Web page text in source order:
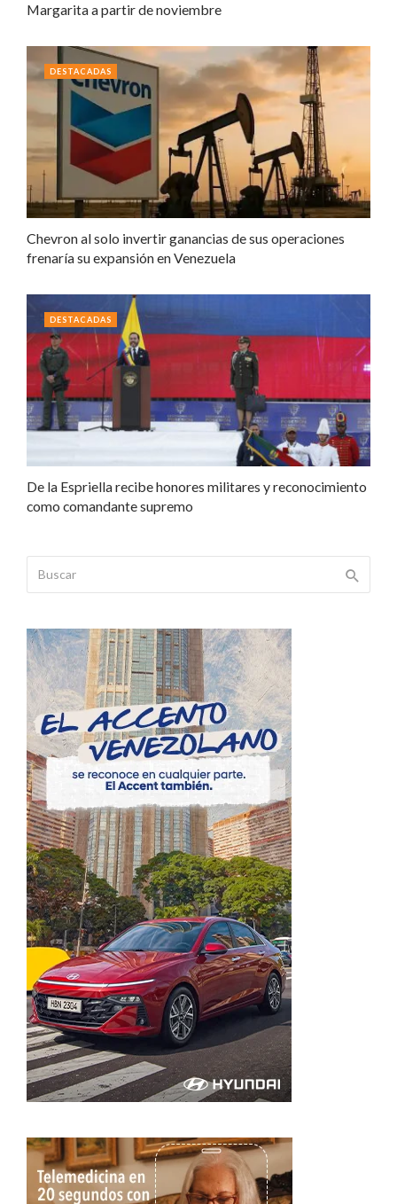
Margarita a partir de noviembre
Chevron al solo invertir ganancias de sus operaciones
frenaría su expansión en Venezuela
DESTACADAS
De la Espriella recibe honores militares y reconocimiento
como comandante supremo
DESTACADAS